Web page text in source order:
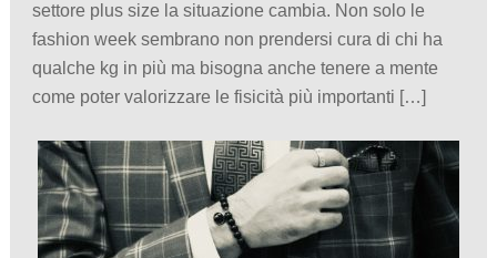
settore plus size la situazione cambia. Non solo le
fashion week sembrano non prendersi cura di chi ha
qualche kg in più ma bisogna anche tenere a mente
come poter valorizzare le fisicità più importanti […]